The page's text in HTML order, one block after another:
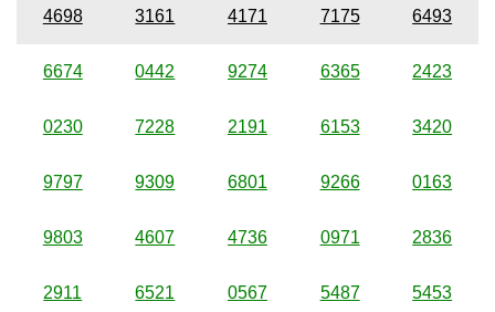
4698 3161 4171 7175 6493
6674 0442 9274 6365 2423
0230 7228 2191 6153 3420
9797 9309 6801 9266 0163
9803 4607 4736 0971 2836
2911 6521 0567 5487 5453